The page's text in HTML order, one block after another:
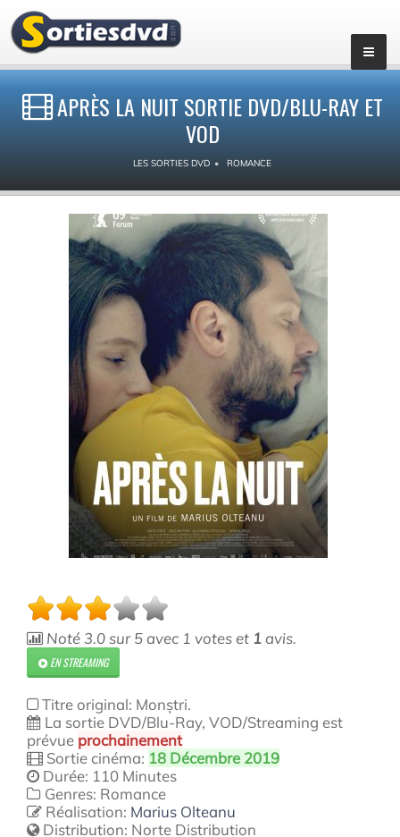
APRÈS LA NUIT SORTIE DVD/BLU-RAY ET
VOD
LES SORTIES DVD ROMANCE
Noté 3.0sur5 avec 1 votes et 1 avis.
EN STREAMING
Titre original: Monștri.
La sortie DVD/Blu-Ray, VOD/Streaming est
prévue prochainement
Sortie cinéma: 18 Décembre 2019
Durée: 110 Minutes
Genres: Romance
Réalisation: Marius Olteanu
Distribution: Norte Distribution